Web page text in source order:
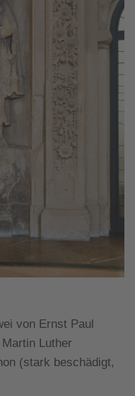
von Ernst Paul
Luther
(stark beschädigt,